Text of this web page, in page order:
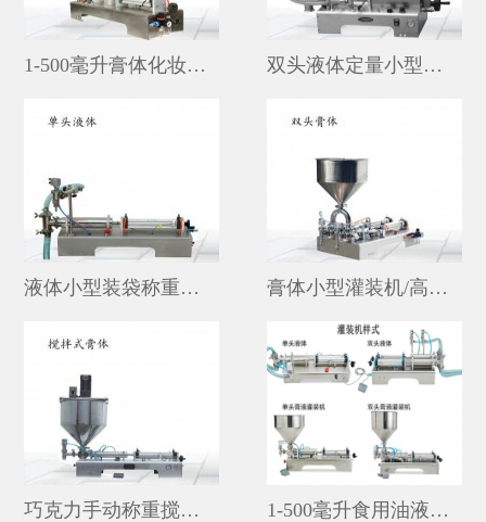
1-500毫升膏体化妆品小型不锈钢灌装机品牌 双头液体定量小型灌装机
液体小型装袋称重灌装机价格 膏体小型灌装机/高粘度小型双头灌装机价格
巧克力手动称重搅拌式立式灌装机 1-500毫升食用油液体小型不锈钢自动灌装机价格